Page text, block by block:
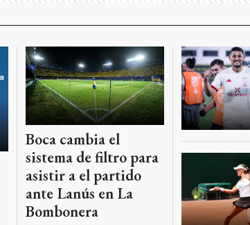
Boca cambia el
sistema de filtro para
asistir a el partido
ante Lanús en La
Bombonera